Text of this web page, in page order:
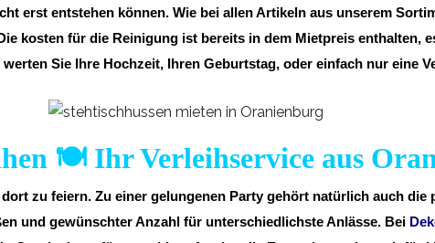
erst entstehen können. Wie bei allen Artikeln aus unserem
kosten für die Reinigung ist bereits in dem Mietpreis enthalten,
Sie Ihre Hochzeit, Ihren Geburtstag, oder einfach nur eine
🍽️ Ihr Verleihservice aus
zu feiern. Zu einer gelungenen Party gehört natürlich auch
und gewünschter Anzahl für unterschiedlichste Anlässe. Bei